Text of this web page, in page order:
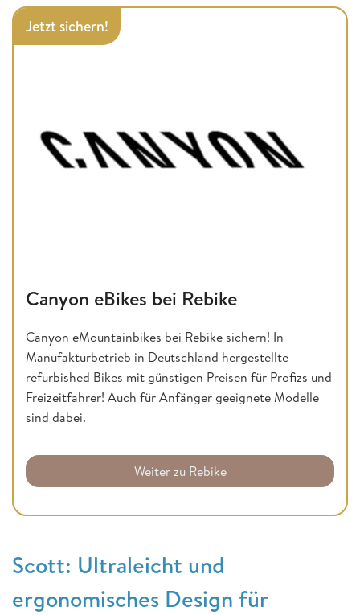
Jetzt sichern!
Canyon eBikes bei Rebike
Canyon eMountainbikes bei Rebike sichern! In
Manufakturbetrieb in Deutschland hergestellte
refurbished Bikes mit günstigen Preisen für Profizs und
Freizeitfahrer! Auch für Anfänger geeignete Modelle
sind dabei.
Weiter zu Rebike
Scott: Ultraleicht und
ergonomisches Design für